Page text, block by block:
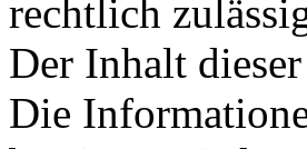
rechtlich
Der Inhalt
Die